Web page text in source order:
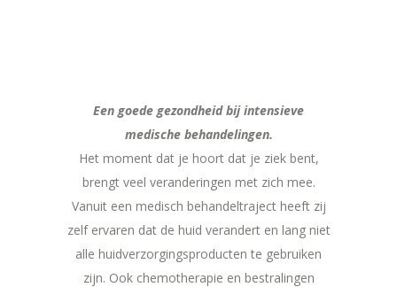
Een goede gezondheid bij intensieve
medische behandelingen.
Het moment dat je hoort dat je ziek bent,
brengt veel veranderingen met zich mee.
Vanuit een medisch behandeltraject heeft zij
zelf ervaren dat de huid verandert en lang niet
alle huidverzorgingsproducten te gebruiken
zijn. Ook chemotherapie en bestralingen